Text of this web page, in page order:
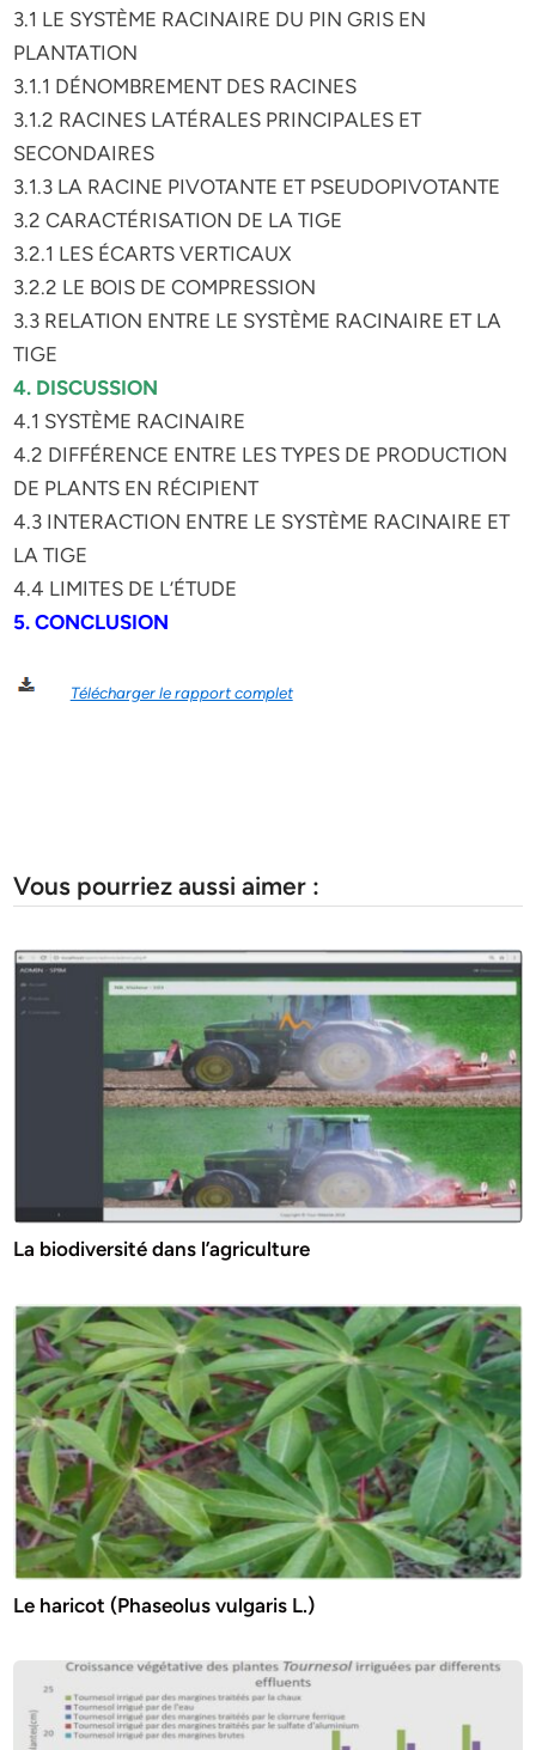
3.1 LE SYSTÈME RACINAIRE DU PIN GRIS EN
PLANTATION
3.1.1 DÉNOMBREMENT DES RACINES
3.1.2 RACINES LATÉRALES PRINCIPALES ET
SECONDAIRES
3.1.3 LA RACINE PIVOTANTE ET PSEUDOPIVOTANTE
3.2 CARACTÉRISATION DE LA TIGE
3.2.1 LES ÉCARTS VERTICAUX
3.2.2 LE BOIS DE COMPRESSION
3.3 RELATION ENTRE LE SYSTÈME RACINAIRE ET LA
TIGE
4. DISCUSSION
4.1 SYSTÈME RACINAIRE
4.2 DIFFÉRENCE ENTRE LES TYPES DE PRODUCTION
DE PLANTS EN RÉCIPIENT
4.3 INTERACTION ENTRE LE SYSTÈME RACINAIRE ET
LA TIGE
4.4 LIMITES DE L’ÉTUDE
5. CONCLUSION
Télécharger le rapport complet
Vous pourriez aussi aimer :
La biodiversité dans l’agriculture
Le haricot (Phaseolus vulgaris L.)